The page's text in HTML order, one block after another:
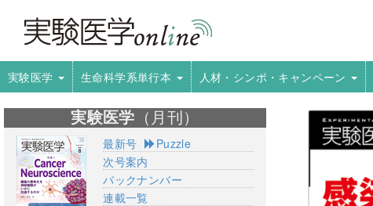
実験医学 生命科学系単行本 人材・シンポ・キャンペーン
実験医学 （月刊）
最新号
Puzzle
次号案内
バックナンバー
連載一覧